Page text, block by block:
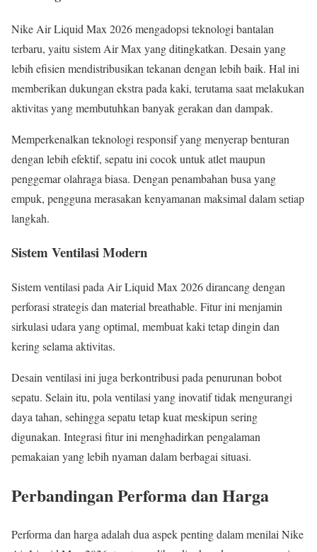
Nike Air Liquid Max 2026 mengadopsi teknologi bantalan
terbaru, yaitu sistem Air Max yang ditingkatkan. Desain yang
lebih efisien mendistribusikan tekanan dengan lebih baik. Hal ini
memberikan dukungan ekstra pada kaki, terutama saat melakukan
aktivitas yang membutuhkan banyak gerakan dan dampak.
Memperkenalkan teknologi responsif yang menyerap benturan
dengan lebih efektif, sepatu ini cocok untuk atlet maupun
penggemar olahraga biasa. Dengan penambahan busa yang
empuk, pengguna merasakan kenyamanan maksimal dalam setiap
langkah.
Sistem Ventilasi Modern
Sistem ventilasi pada Air Liquid Max 2026 dirancang dengan
perforasi strategis dan material breathable. Fitur ini menjamin
sirkulasi udara yang optimal, membuat kaki tetap dingin dan
kering selama aktivitas.
Desain ventilasi ini juga berkontribusi pada penurunan bobot
sepatu. Selain itu, pola ventilasi yang inovatif tidak mengurangi
daya tahan, sehingga sepatu tetap kuat meskipun sering
digunakan. Integrasi fitur ini menghadirkan pengalaman
pemakaian yang lebih nyaman dalam berbagai situasi.
Perbandingan Performa dan Harga
Performa dan harga adalah dua aspek penting dalam menilai Nike